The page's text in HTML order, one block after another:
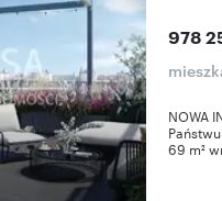
978
NOWA
69 m²